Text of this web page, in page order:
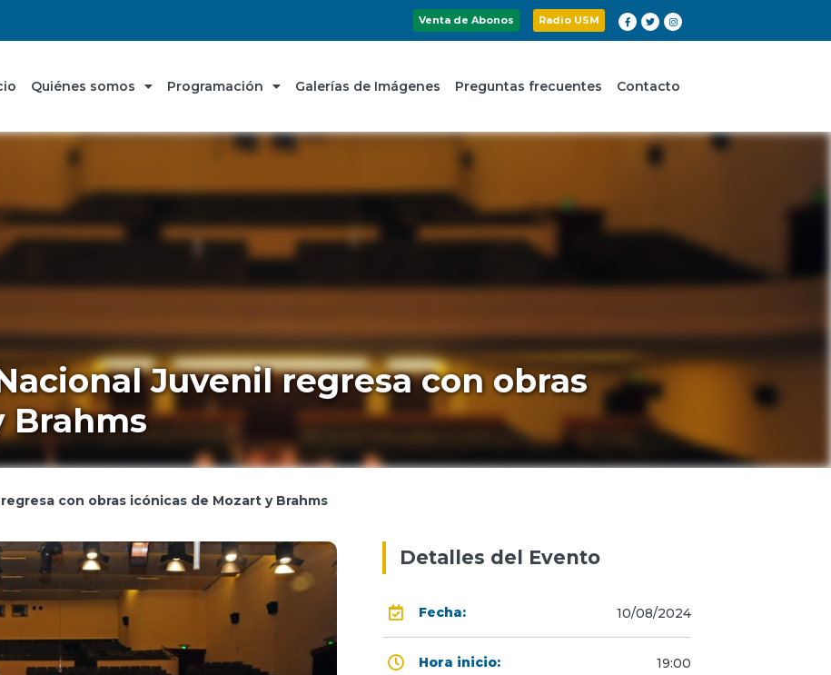
Venta de Abonos Radio USM
Quiénes somos Programación Galerías de Imágenes Preguntas frecuentes Contacto
Juvenil regresa con obras
Brahms
con obras icónicas de Mozart y Brahms
Detalles del Evento
Fecha: 10/08/2024
Hora inicio: 19:00